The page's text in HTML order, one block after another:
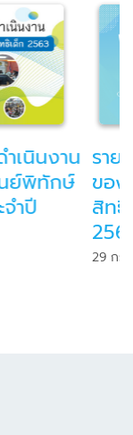
านการดำเนิน
มูลนิธิศูนย์พิทั
เด็กประจำปี